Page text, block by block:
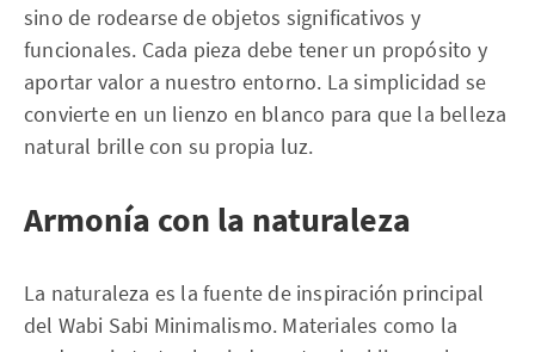
sino de rodearse de objetos significativos y
funcionales. Cada pieza debe tener un propósito y
aportar valor a nuestro entorno. La simplicidad se
convierte en un lienzo en blanco para que la belleza
natural brille con su propia luz.
Armonía con la naturaleza
La naturaleza es la fuente de inspiración principal
del Wabi Sabi Minimalismo. Materiales como la